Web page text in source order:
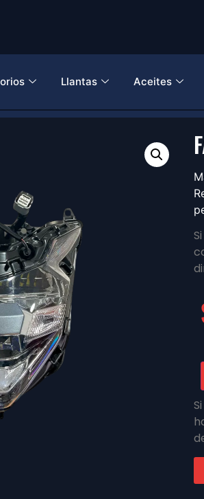
Llantas Aceites